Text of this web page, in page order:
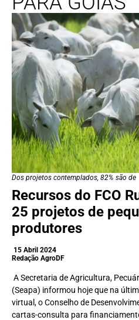
Dos projetos contemplados, 82% são de
Recursos do FCO
25 projetos de
produtores
15 Abril 2024
Redação AgroDF
A Secretaria de Agricultura,
(Seapa) informou hoje que na
virtual, o Conselho de
cartas-consulta para